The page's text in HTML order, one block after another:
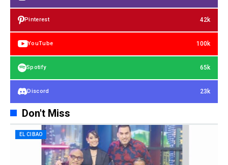
Pinterest 42k
YouTube 100k
Spotify 65k
Discord 23k
Don't Miss
EL CIBAO